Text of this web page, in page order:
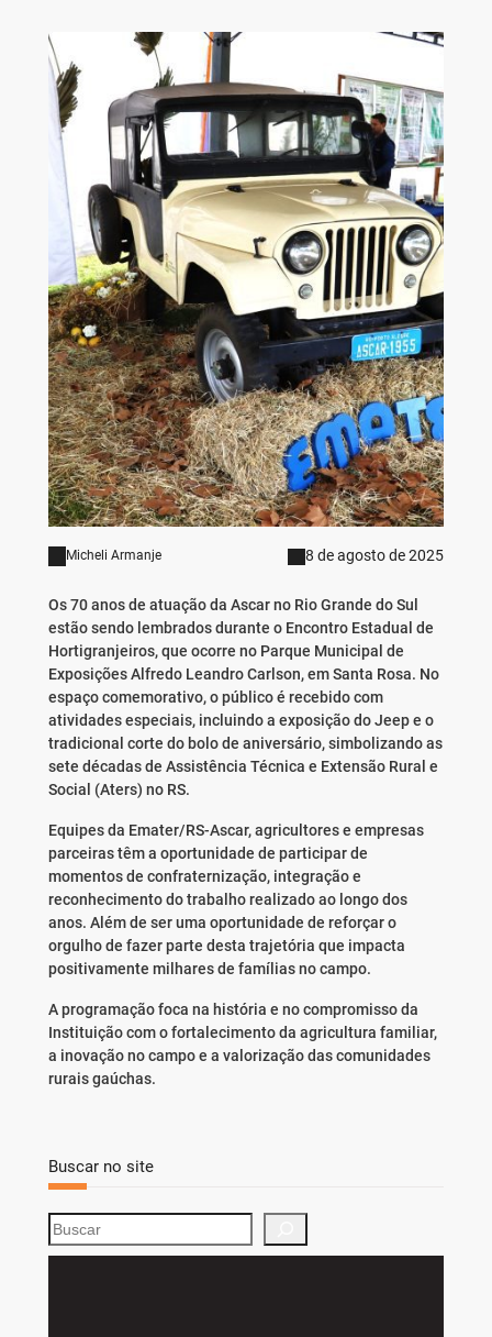
Micheli Armanje 8 de agosto de 2025
Os 70 anos de atuação da Ascar no Rio Grande do Sul
estão sendo lembrados durante o Encontro Estadual de
Hortigranjeiros, que ocorre no Parque Municipal de
Exposições Alfredo Leandro Carlson, em Santa Rosa. No
espaço comemorativo, o público é recebido com
atividades especiais, incluindo a exposição do Jeep e o
tradicional corte do bolo de aniversário, simbolizando as
sete décadas de Assistência Técnica e Extensão Rural e
Social (Aters) no RS.
Equipes da Emater/RS-Ascar, agricultores e empresas
parceiras têm a oportunidade de participar de
momentos de confraternização, integração e
reconhecimento do trabalho realizado ao longo dos
anos. Além de ser uma oportunidade de reforçar o
orgulho de fazer parte desta trajetória que impacta
positivamente milhares de famílias no campo.
A programação foca na história e no compromisso da
Instituição com o fortalecimento da agricultura familiar,
a inovação no campo e a valorização das comunidades
rurais gaúchas.
Buscar no site
S
e